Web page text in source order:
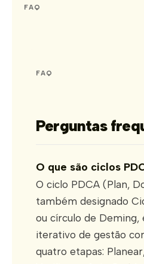
FAQ
FAQ
Perguntas
O que são ciclos
O ciclo PDCA (Plan,
também designado
ou círculo de Deming,
iterativo de gestão
quatro etapas: